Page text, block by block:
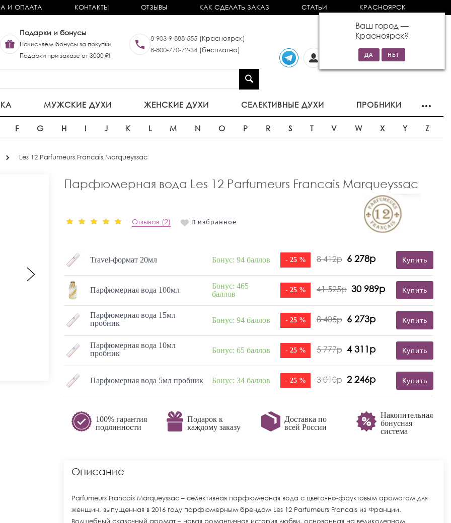
И ОПЛАТА КОНТАКТЫ ОТЗЫВЫ КАК СДЕЛАТЬ ЗАКАЗ СТАТЬИ КРАСНОЯРСК
Ваш город —
Красноярск?
Подарки и бонусы
Начисляем бонусы за покупки.
Подарки при заказе от 3000 ₽!
8-903-9-888-555 (Красноярск)
8-800-770-72-34 (бесплатно)
0 товаров
на сумму 0р
МУЖСКИЕ ДУХИ ЖЕНСКИЕ ДУХИ СЕЛЕКТИВНЫЕ ДУХИ ПРОБНИКИ
F G H I J K L M N O P R S T V W X Y Z
Les 12 Parfumeurs Francais Marqueyssac
Парфюмерная вода Les 12 Parfumeurs Francais Marqueyssac
Отзывов (2) В избранное
Travel-формат 20мл Бонус: 94 баллов - 25 % 8 412р 6 278р Купить
Парфюмерная вода 100мл
Бонус: 465
баллов
- 25 % 41 525р 30 989р Купить
Парфюмерная вода 15мл
пробник
Бонус: 94 баллов - 25 % 8 405р 6 273р Купить
Парфюмерная вода 10мл
пробник
Бонус: 65 баллов - 25 % 5 777р 4 311р Купить
Парфюмерная вода 5мл пробник Бонус: 34 баллов - 25 % 3 010р 2 246р Купить
100% гарантия
подлинности
Подарок к
каждому заказу
Доставка по
всей России
Накопительная
бонусная
система
Описание
Parfumeurs Francais Marqueyssac – селективная парфюмерная вода с цветочно-фруктовым ароматом для
женщин, выпущенная в 2016 году парфюмерным брендом Les 12 Parfumeurs Francais из Франции.
Волшебный сказочный аромат – новая романтичная история любви, основанная на великолепном